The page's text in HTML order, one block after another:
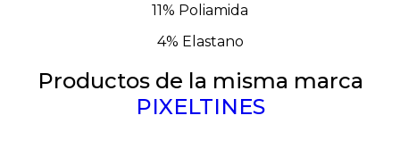
11% Poliamida
4% Elastano
Productos de la misma marca
PIXELTINES